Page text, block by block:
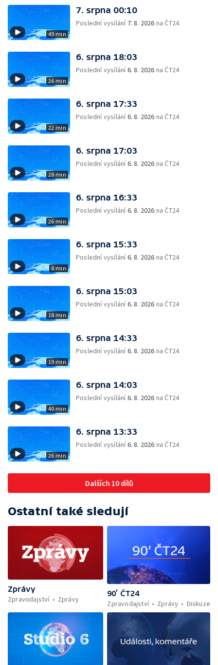
49 min
7. srpna 00:10
Poslední vysílání 7. 8. 2026 na ČT24
26 min
6. srpna 18:03
Poslední vysílání6. 8. 2026 na ČT24
22 min
6. srpna 17:33
Poslední vysílání6. 8. 2026 na ČT24
28 min
6. srpna 17:03
Poslední vysílání6. 8. 2026 na ČT24
26 min
6. srpna 16:33
Poslední vysílání6. 8. 2026 na ČT24
8 min
6. srpna 15:33
Poslední vysílání6. 8. 2026 na ČT24
18 min
6. srpna 15:03
Poslední vysílání6. 8. 2026 na ČT24
19 min
6. srpna 14:33
Poslední vysílání6. 8. 2026 na ČT24
40 min
6. srpna 14:03
Poslední vysílání6. 8. 2026 na ČT24
26 min
6. srpna 13:33
Poslední vysílání6. 8. 2026 na ČT24
Dalších 10 dílů
Ostatní také sledují
Zprávy
Zpravodajství
Zprávy
90’ ČT24
Zpravodajství
Zprávy Diskuze